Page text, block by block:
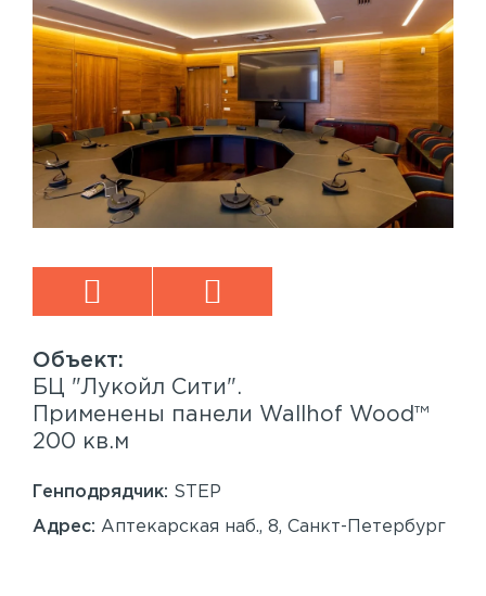
БЦ "Лукойл Сити".
Применены панели Wallhof Wood™
200 кв.м
Генподрядчик: STEP
Адрес: Аптекарская наб., 8, Санкт-Петербург